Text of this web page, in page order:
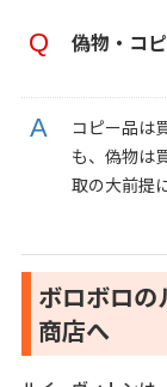
偽物・コ
コピー品は
も、偽物は
取の大前提
ボロボロの
商店へ